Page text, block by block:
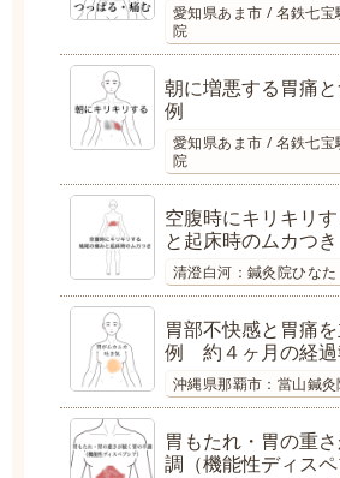
愛知県あま市 / 名鉄七宝
院
朝に増悪する胃痛
例
愛知県あま市 / 名鉄七宝
院
空腹時にキリキリ
と起床時のムカつき
清澄白河：鍼灸院ひな
胃部不快感と胃痛
例 約４ヶ月の経過
沖縄県那覇市：當山鍼灸
胃もたれ・胃の重
調（機能性ディスペ